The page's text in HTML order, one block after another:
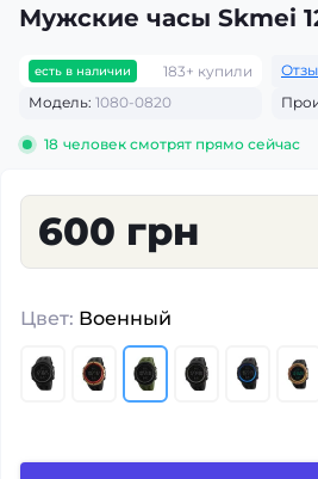
Мужские часы Skmei
есть в наличии 183+ купили
Модель: 1080-0820
18 человек смотрят прямо сейчас
600 грн
Цвет: Военный